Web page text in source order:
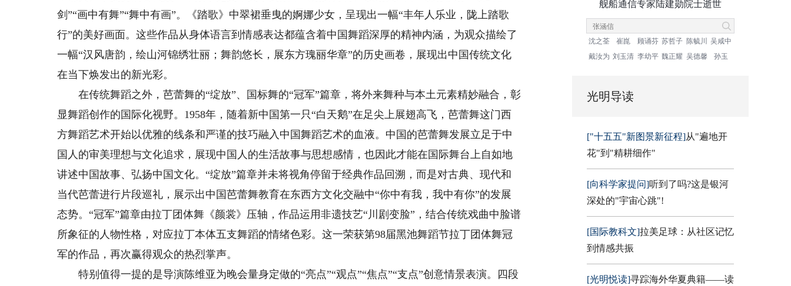
剑”“画中有舞”“舞中有画”。《踏歌》中翠裙垂曳的婀娜少女，呈现出一幅“丰年人乐业，陇上踏歌
行”的美好画面。这些作品从身体语言到情感表达都蕴含着中国舞蹈深厚的精神内涵，为观众描绘了
一幅“汉风唐韵，绘山河锦绣壮丽；舞韵悠长，展东方瑰丽华章”的历史画卷，展现出中国传统文化
在当下焕发出的新光彩。
在传统舞蹈之外，芭蕾舞的“绽放”、国标舞的“冠军”篇章，将外来舞种与本土元素精妙融合，彰
显舞蹈创作的国际化视野。1958年，随着新中国第一只“白天鹅”在足尖上展翅高飞，芭蕾舞这门西
方舞蹈艺术开始以优雅的线条和严谨的技巧融入中国舞蹈艺术的血液。中国的芭蕾舞发展立足于中
国人的审美理想与文化追求，展现中国人的生活故事与思想感情，也因此才能在国际舞台上自如地
讲述中国故事、弘扬中国文化。“绽放”篇章并未将视角停留于经典作品回溯，而是对古典、现代和
当代芭蕾进行片段巡礼，展示出中国芭蕾舞教育在东西方文化交融中“你中有我，我中有你”的发展
态势。“冠军”篇章由拉丁团体舞《颜裳》压轴，作品运用非遗技艺“川剧变脸”，结合传统戏曲中脸谱
所象征的人物性格，对应拉丁本体五支舞蹈的情绪色彩。这一荣获第98届黑池舞蹈节拉丁团体舞冠
军的作品，再次赢得观众的热烈掌声。
特别值得一提的是导演陈维亚为晚会量身定做的“亮点”“观点”“焦点”“支点”创意情景表演。四段
舰船通信专家陆建勋院士逝世
沈之荃 崔崑 顾诵芬 苏哲子 陈毓川
吴咸中
戴汝为 刘玉清 李幼平 魏正耀 吴德馨 孙玉
光明导读
["十五五"新图景新征程]从"遍地开
花"到"精耕细作"
[向科学家提问]听到了吗?这是银河
深处的"宇宙心跳"!
[国际教科文]拉美足球：从社区记忆
到情感共振
[光明悦读]寻踪海外华夏典籍——读